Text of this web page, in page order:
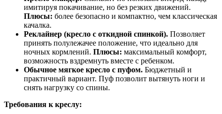
имитируя покачивание, но без резких движений.
Плюсы: более безопасно и компактно, чем классическая
качалка.
Реклайнер (кресло с откидной спинкой). Позволяет
принять полулежачее положение, что идеально для
ночных кормлений. Плюсы: максимальный комфорт,
возможность вздремнуть вместе с ребенком.
Обычное мягкое кресло с пуфом. Бюджетный и
практичный вариант. Пуф позволит вытянуть ноги и
снять нагрузку со спины.
Требования к креслу: